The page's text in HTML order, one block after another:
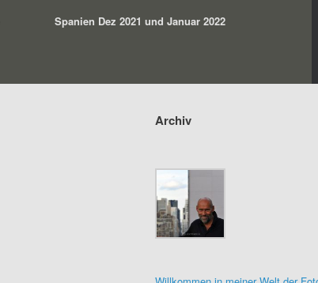
Spanien Dez 2021 und Januar 2022
Archiv